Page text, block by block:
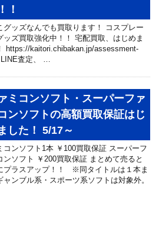
！
グッズなんでも買取ります！ コスプレー
ッズ買取強化中！！ 宅配買取、はじめま
https://kaitori.chibakan.jp/assessment-
査定、 …
ミコンソフト・スーパーファ
ンソフトの高額買取保証はじ
した！ 5/17～
コンソフト1本 ￥100買取保証 スーパーフ
ンソフト ￥200買取保証 まとめて売ると
プラスアップ！！ ※同タイトルは１本ま
ャンブル系・スポーツ系ソフトは対象外。